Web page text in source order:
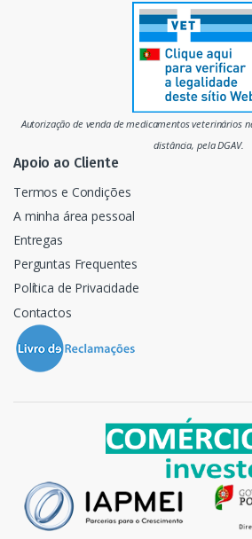
Autorização de venda de medicamentos veterinários
distância, pela DGAV.
Apoio ao Cliente
Termos e Condições
A minha área pessoal
Entregas
Perguntas Frequentes
Política de Privacidade
Contactos